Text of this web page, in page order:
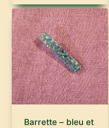
Barrette – bleu et